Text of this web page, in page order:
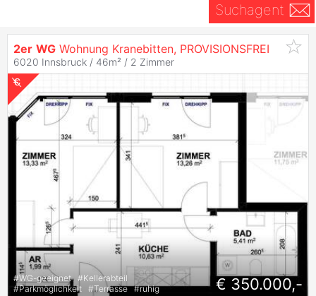
Suchagent
2er WG Wohnung Kranebitten, PROVISIONSFREI
6020 Innsbruck / 46m² / 2 Zimmer
#WG-geeignet #Kellerabteil
#Parkmöglichkeit #Terrasse #ruhig € 350.000,-